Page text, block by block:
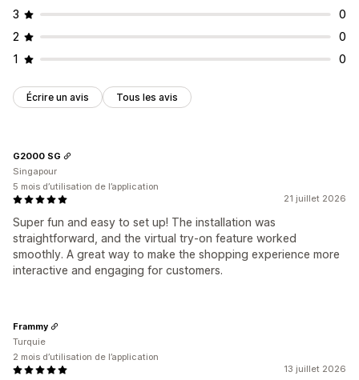
3
0
2
0
1
0
Écrire un avis Tous les avis
21 juillet 2026
Super fun and easy to set up! The installation was
straightforward, and the virtual try-on feature worked
smoothly. A great way to make the shopping experience more
interactive and engaging for customers.
G2000 SG
Singapour
5 mois d’utilisation de l’application
13 juillet 2026
Frammy
Turquie
2 mois d’utilisation de l’application